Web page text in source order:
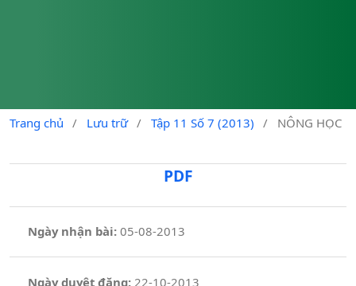
Trang chủ / Lưu trữ / Tập 11 Số 7 (2013) / NÔNG HỌC
PDF
Ngày nhận bài: 05-08-2013
Ngày duyệt đăng:22-10-2013